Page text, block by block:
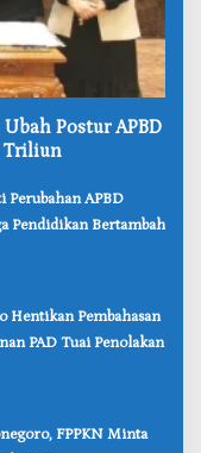
Postur APBD
Triliun
Perubahan APBD
Pendidikan Bertambah
Hentikan Pembahasan
PAD Tuai Penolakan
FPPKN Minta